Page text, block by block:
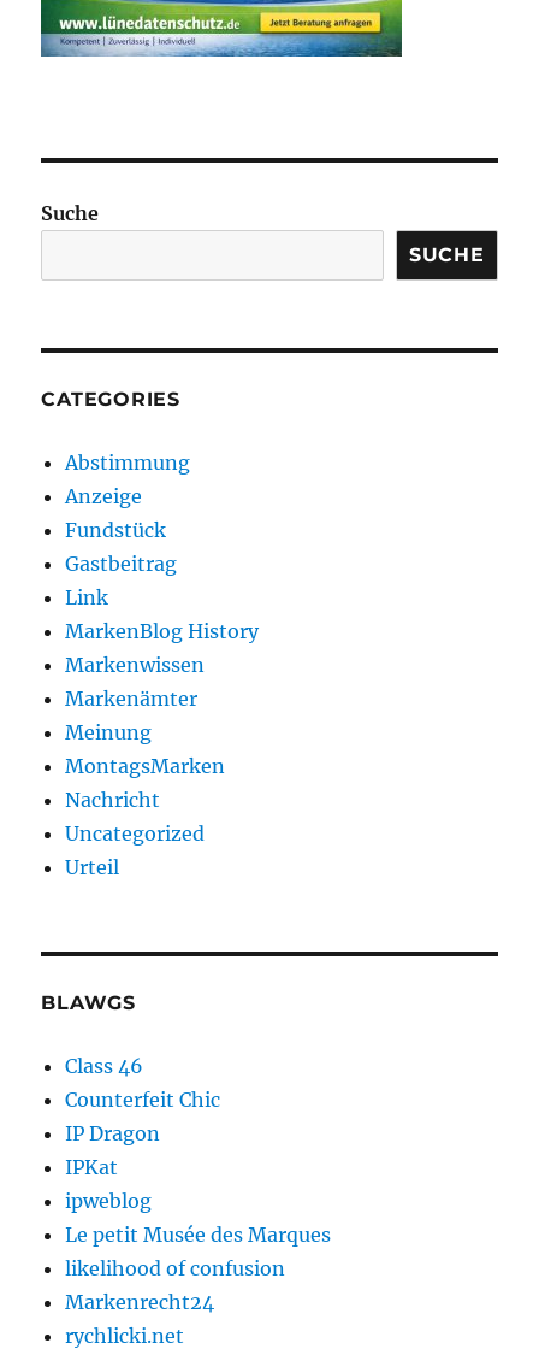
Suche
SUCHE
CATEGORIES
Abstimmung
Anzeige
Fundstück
Gastbeitrag
Link
MarkenBlog History
Markenwissen
Markenämter
Meinung
MontagsMarken
Nachricht
Uncategorized
Urteil
BLAWGS
Class 46
Counterfeit Chic
IP Dragon
IPKat
ipweblog
Le petit Musée des Marques
likelihood of confusion
Markenrecht24
rychlicki.net